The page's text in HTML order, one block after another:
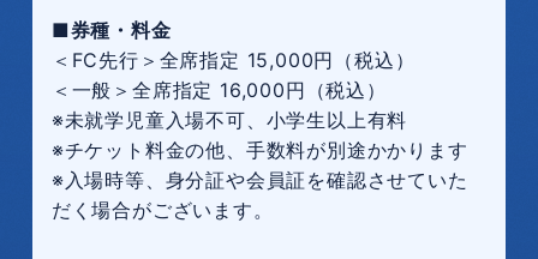
■券種・料金
＜FC先行＞全席指定 15,000円（税込）
＜一般＞全席指定 16,000円（税込）
※未就学児童入場不可、小学生以上有料
※チケット料金の他、手数料が別途かかります
※入場時等、身分証や会員証を確認させていた
だく場合がございます。